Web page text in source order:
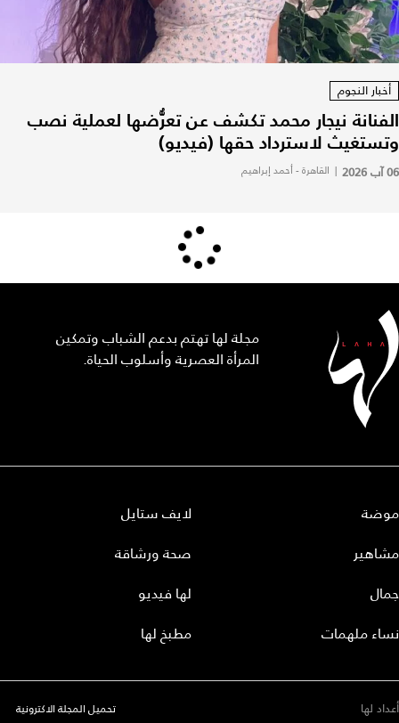
أخبار النجوم
الفنانة نيجار محمد تكشف عن تعرُّضها لعملية نصب
وتستغيث لاسترداد حقها (فيديو)
06 آب 2026 | القاهرة - أحمد إبراهيم
مجلة لها تهتم بدعم الشباب وتمكين
المرأة العصرية وأسلوب الحياة.
موضة
مشاهير
جمال
نساء ملهمات
لايف ستايل
صحة ورشاقة
لها فيديو
مطبخ لها
أعداد لها تحميل المجلة الاكترونية